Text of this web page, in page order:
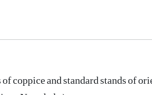
coppice and standard stands of